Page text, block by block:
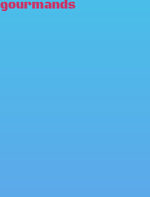
gourmands